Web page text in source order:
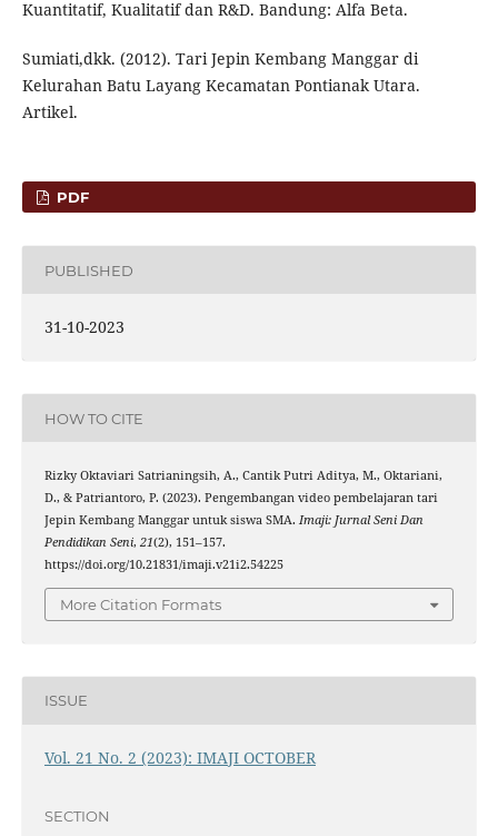
Kuantitatif, Kualitatif dan R&D. Bandung: Alfa Beta.
Sumiati,dkk. (2012). Tari Jepin Kembang Manggar di
Kelurahan Batu Layang Kecamatan Pontianak Utara.
Artikel.
PDF
PUBLISHED
31-10-2023
HOW TO CITE
Rizky Oktaviari Satrianingsih, A., Cantik Putri Aditya, M., Oktariani,
D., & Patriantoro, P. (2023). Pengembangan video pembelajaran tari
Jepin Kembang Manggar untuk siswa SMA. Imaji: Jurnal Seni Dan
Pendidikan Seni, 21(2), 151–157.
https://doi.org/10.21831/imaji.v21i2.54225
More Citation Formats
ISSUE
Vol. 21 No. 2 (2023): IMAJI OCTOBER
SECTION